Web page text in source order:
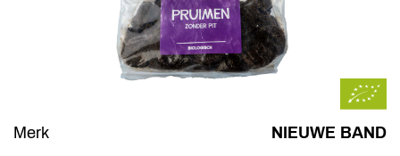
Merk
NIEUWE BAND